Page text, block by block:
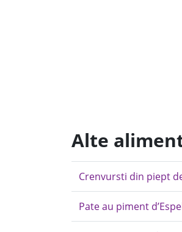
Alte
Crenvursti din piept
Pate au piment